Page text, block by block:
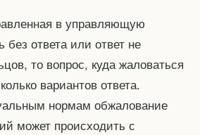
в управляющую
без ответа или ответ не
то вопрос, куда жаловаться
вариантов ответа.
нормам обжалование
может происходить с